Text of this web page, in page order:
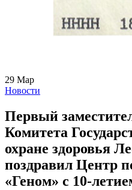
29 Мар
Новости
Первый
Комитета
охране здоровья
поздравил Центр
«Геном» с 10-